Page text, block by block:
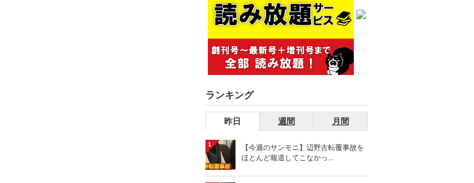
ランキング
昨日 週間 月間
1
【今週のサンモニ】辺野古転覆事故を
ほとんど報道してこなかっ...